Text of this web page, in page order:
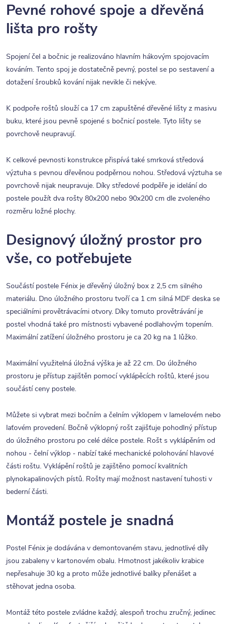
Pevné rohové spoje a dřevěná
lišta pro rošty
Spojení čel a bočnic je realizováno hlavním hákovým spojovacím
kováním. Tento spoj je dostatečně pevný, postel se po sestavení a
dotažení šroubků kování nijak nevikle či nekýve.
K podpoře roštů slouží ca 17 cm zapuštěné dřevěné lišty z masivu
buku, které jsou pevně spojené s bočnicí postele. Tyto lišty se
povrchově neupravují.
K celkové pevnosti konstrukce přispívá také smrková středová
výztuha s pevnou dřevěnou podpěrnou nohou. Středová výztuha se
povrchově nijak neupravuje. Díky středové podpěře je idelání do
postele použít dva rošty 80x200 nebo 90x200 cm dle zvoleného
rozměru ložné plochy.
Designový úložný prostor pro
vše, co potřebujete
Součástí postele Fénix je dřevěný úložný box z 2,5 cm silného
materiálu. Dno úložného prostoru tvoří ca 1 cm silná MDF deska se
speciálními provětrávacími otvory. Díky tomuto provětrávání je
postel vhodná také pro místnosti vybavené podlahovým topením.
Maximální zatížení úložného prostoru je ca 20 kg na 1 lůžko.
Maximální využitelná úložná výška je až 22 cm. Do úložného
prostoru je přístup zajištěn pomocí vyklápěcích roštů, které jsou
součástí ceny postele.
Můžete si vybrat mezi bočním a čelním výklopem v lamelovém nebo
laťovém provedení. Bočně výklopný rošt zajišťuje pohodlný přístup
do úložného prostoru po celé délce postele. Rošt s vyklápěním od
nohou - čelní výklop - nabízí také mechanické polohování hlavové
části roštu. Vyklápění roštů je zajištěno pomocí kvalitních
plynokapalinových pístů. Rošty mají možnost nastavení tuhosti v
bederní části.
Montáž postele je snadná
Postel Fénix je dodávána v demontovaném stavu, jednotlivé díly
jsou zabaleny v kartonovém obalu. Hmotnost jakékoliv krabice
nepřesahuje 30 kg a proto může jednotlivé balíky přenášet a
stěhovat jedna osoba.
Montáž této postele zvládne každý, alespoň trochu zručný, jedinec